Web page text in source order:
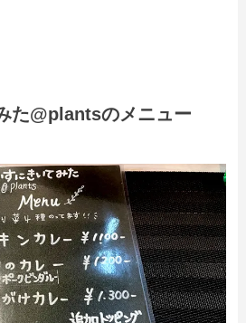
た@plantsのメニュー